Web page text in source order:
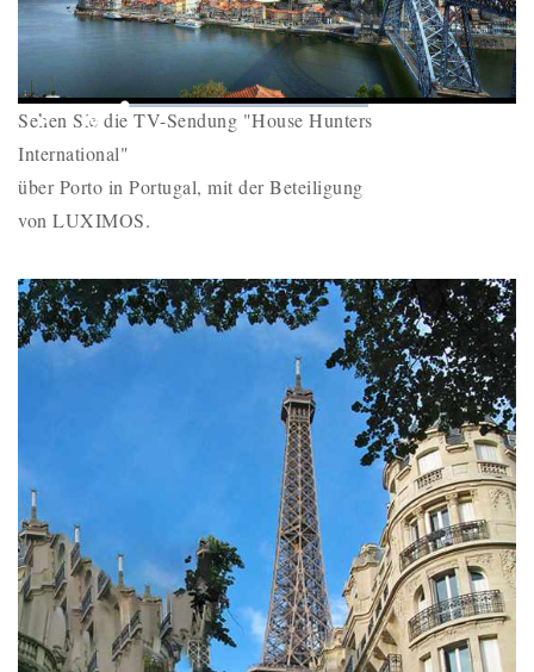
Loaded:
0%
Sehen Sie die TV-Sendung "House Hunters
International"
über Porto in Portugal, mit der Beteiligung
von LUXIMOS.